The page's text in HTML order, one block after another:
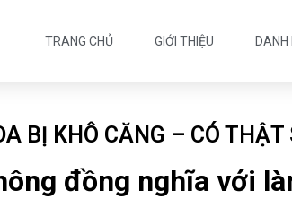
TRANG CHỦ GIỚI THIỆU
BỊ KHÔ CĂNG – CÓ THẬT
đồng nghĩa với